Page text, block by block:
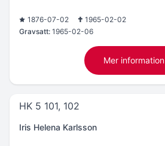
1876-07-02
1965-02-02
Gravsatt: 1965-02-06
Mer information
HK 5 101, 102
Iris Helena Karlsson